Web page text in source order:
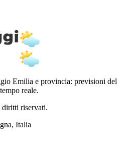
Emilia e provincia: previsioni del
reale.
riservati.
Italia